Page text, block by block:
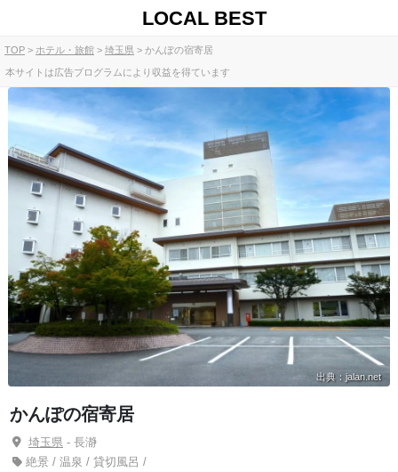
LOCAL BEST
TOP ホテル・旅館 埼玉県 かんぽの宿寄居
本サイトは広告プログラムにより収益を得ています
出典：jalan.net
かんぽの宿寄居
埼玉県- 長瀞
絶景 / 温泉 / 貸切風呂 /